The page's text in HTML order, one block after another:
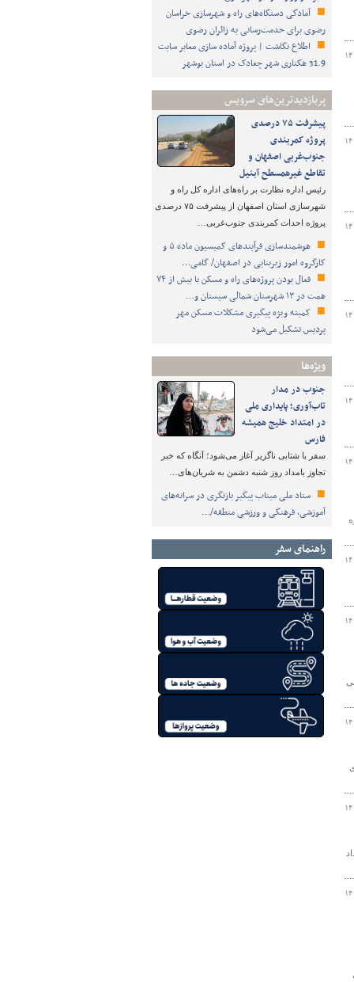
آمادگی دستگاه‌های راه و شهرسازی خراسان
رضوی برای خدمت‌رسانی به زائران رضوی
اطلاع نگاشت | پروژه آماده سازی معابر سایت
31.9 هکتاری شهر چغادک در استان بوشهر
پربازدیدترین‌های سرویس
پیشرفت ۷۵ درصدی
پروژه کمربندی
جنوب‌غربی اصفهان و
تقاطع غیرهمسطح آبنیل
رئیس اداره نظارت بر راه‌های اداره کل راه و
شهرسازی استان اصفهان از پیشرفت ۷۵ درصدی
پروژه احداث کمربندی جنوب‌غربی…
هوشمندسازی فرآیندهای کمیسیون ماده ۵ و
کارگروه امور زیربنایی در اصفهان/ گامی…
فعال بودن پروژه‌های راه و مسکن با بیش از ۷۴
همت در ۱۳ شهرستان شمالی سیستان و…
کمیته ویژه پیگیری مشکلات مسکن مهر
پردیس تشکیل می‌شود
ویژه‌ها
جنوب در مدار
تاب‌آوری؛ پایداری ملی
در امتداد خلیج همیشه
فارس
سفر با شتابی ناگزیر آغاز می‌شود؛ آنگاه که خبر
تجاوز بامداد روز شنبه دشمن به شریان‌های…
ستاد ملی میناب پیگیر بازنگری در سرانه‌های
آموزشی، فرهنگی و ورزشی منطقه/…
راهنمای سفر
۵ پروژه ساختمانی
خبرداد